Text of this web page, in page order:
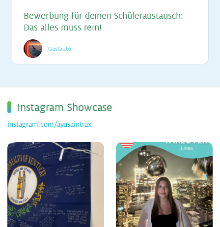
Be­wer­bung für dei­nen Schü­ler­aus­tausch:
Das al­les muss rein!
Gastautor
Ins­ta­gram Show­ca­se
instagram.com/ayusaintrax